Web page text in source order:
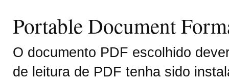
Portable Document
O documento PDF escolhido
de leitura de PDF tenha sido